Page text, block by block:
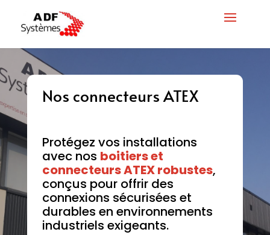
Nos connecteurs ATEX
Protégez vos installations
avec nos boitiers et
connecteurs ATEX robustes,
conçus pour offrir des
connexions sécurisées et
durables en environnements
industriels exigeants.